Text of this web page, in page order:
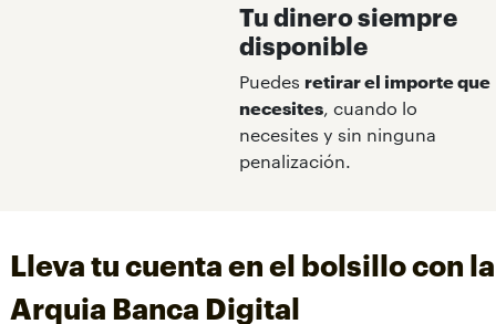
Tu dinero siempre
disponible
Puedes retirar el importe que
necesites, cuando lo
necesites y sin ninguna
penalización.
Lleva tu cuenta en el bolsillo con
Arquia Banca Digital